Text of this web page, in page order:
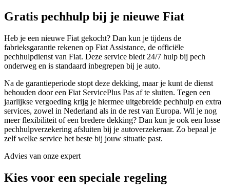
Gratis pechhulp bij je nieuwe Fiat
Heb je een nieuwe Fiat gekocht? Dan kun je tijdens de
fabrieksgarantie rekenen op Fiat Assistance, de officiële
pechhulpdienst van Fiat. Deze service biedt 24/7 hulp bij pech
onderweg en is standaard inbegrepen bij je auto.
Na de garantieperiode stopt deze dekking, maar je kunt de dienst
behouden door een Fiat ServicePlus Pas af te sluiten. Tegen een
jaarlijkse vergoeding krijg je hiermee uitgebreide pechhulp en extra
services, zowel in Nederland als in de rest van Europa. Wil je nog
meer flexibiliteit of een bredere dekking? Dan kun je ook een losse
pechhulpverzekering afsluiten bij je autoverzekeraar. Zo bepaal je
zelf welke service het beste bij jouw situatie past.
Advies van onze expert
Kies voor een speciale regeling